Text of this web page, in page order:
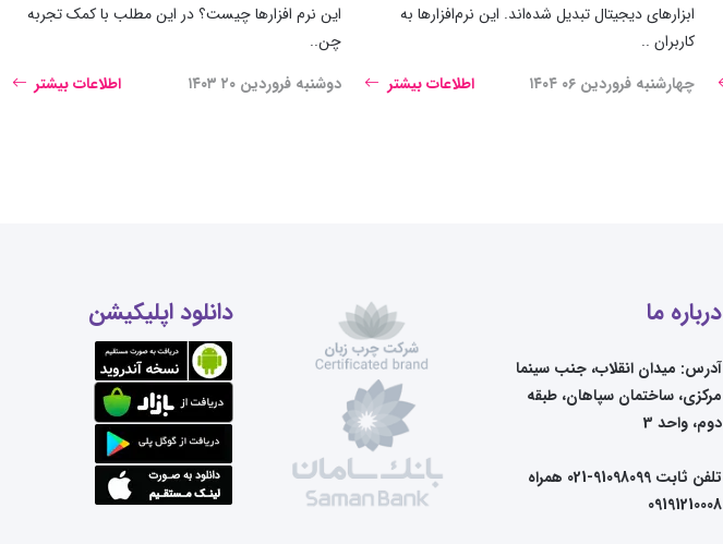
ابزارهای دیجیتال تبدیل شده‌اند. این نرم‌افزارها به
کاربران ..
چهارشنبه فروردین ۰۶ ۱۴۰۴
اطلاعات بیشتر
این نرم افزارها چیست؟ در این مطلب با کمک تجربه
چن..
دوشنبه فروردین ۲۰ ۱۴۰۳
اطلاعات بیشتر
درباره ما
آدرس: میدان انقلاب، جنب سینما
مرکزی، ساختمان سپاهان، طبقه
دوم، واحد 3
تلفن ثابت 91098099-021 همراه
09191210008
دانلود اپلیکیشن